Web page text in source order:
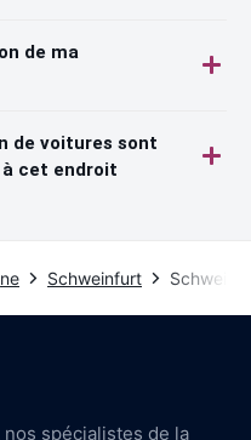
de ma
de voitures sont
cet endroit
Schweinfurt
spécialistes de la